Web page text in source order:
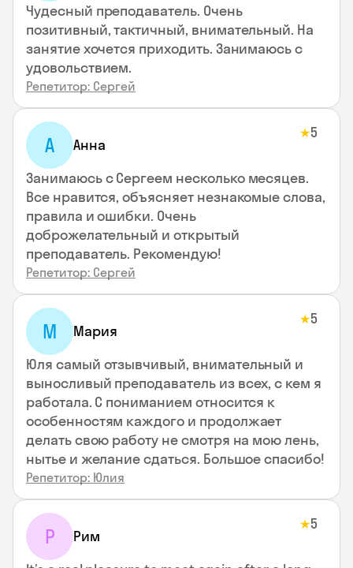
Чудесный преподаватель. Очень
позитивный, тактичный, внимательный. На
занятие хочется приходить. Занимаюсь с
удовольствием.
Репетитор: Сергей
А Анна
★5
Занимаюсь с Сергеем несколько месяцев.
Все нравится, объясняет незнакомые слова,
правила и ошибки. Очень
доброжелательный и открытый
преподаватель. Рекомендую!
Репетитор: Сергей
М Мария
★5
Юля самый отзывчивый, внимательный и
выносливый преподаватель из всех, с кем я
работала. С пониманием относится к
особенностям каждого и продолжает
делать свою работу не смотря на мою лень,
нытье и желание сдаться. Большое спасибо!
Репетитор: Юлия
Р Рим
★5